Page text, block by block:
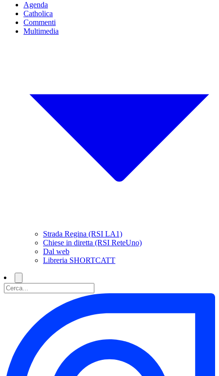
Agenda
Catholica
Commenti
Multimedia
Strada Regina (RSI LA1)
Chiese in diretta (RSI ReteUno)
Dal web
Libreria SHORTCATT